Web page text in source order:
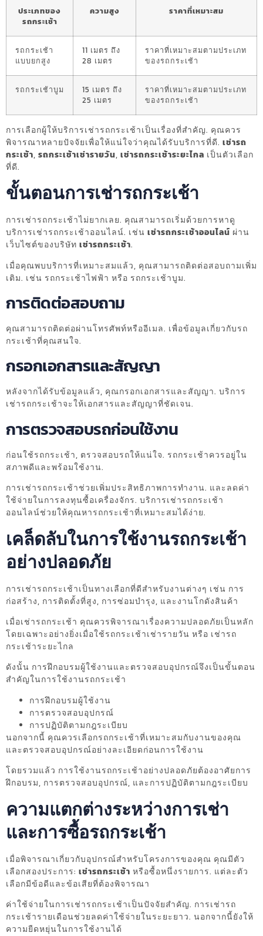
ประเภทของ
รถกระเช้า
ความสูง ราคาที่เหมาะสม
รถกระเช้า
แบบยกสูง
11 เมตร ถึง
28 เมตร
ราคาที่เหมาะสมตามประเภท
ของรถกระเช้า
รถกระเช้าบูม
15 เมตร ถึง
25 เมตร
ราคาที่เหมาะสมตามประเภท
ของรถกระเช้า
การเลือกผู้ให้บริการเช่ารถกระเช้าเป็นเรื่องที่สำคัญ. คุณควร
พิจารณาหลายปัจจัยเพื่อให้แน่ใจว่าคุณได้รับบริการที่ดี. เช่ารถ
กระเช้า, รถกระเช้าเช่ารายวัน, เช่ารถกระเช้าระยะไกล เป็นตัวเลือก
ที่ดี.
ขั้นตอนการเช่ารถกระเช้า
การเช่ารถกระเช้าไม่ยากเลย. คุณสามารถเริ่มด้วยการหาดู
บริการเช่ารถกระเช้าออนไลน์. เช่น เช่ารถกระเช้าออนไลน์ ผ่าน
เว็บไซต์ของบริษัท เช่ารถกระเช้า.
เมื่อคุณพบบริการที่เหมาะสมแล้ว, คุณสามารถติดต่อสอบถามเพิ่ม
เติม. เช่น รถกระเช้าไฟฟ้า หรือ รถกระเช้าบูม.
การติดต่อสอบถาม
คุณสามารถติดต่อผ่านโทรศัพท์หรืออีเมล. เพื่อข้อมูลเกี่ยวกับรถ
กระเช้าที่คุณสนใจ.
กรอกเอกสารและสัญญา
หลังจากได้รับข้อมูลแล้ว, คุณกรอกเอกสารและสัญญา. บริการ
เช่ารถกระเช้าจะให้เอกสารและสัญญาที่ชัดเจน.
การตรวจสอบรถก่อนใช้งาน
ก่อนใช้รถกระเช้า, ตรวจสอบรถให้แน่ใจ. รถกระเช้าควรอยู่ใน
สภาพดีและพร้อมใช้งาน.
การเช่ารถกระเช้าช่วยเพิ่มประสิทธิภาพการทำงาน. และลดค่า
ใช้จ่ายในการลงทุนซื้อเครื่องจักร. บริการเช่ารถกระเช้า
ออนไลน์ช่วยให้คุณหารถกระเช้าที่เหมาะสมได้ง่าย.
เคล็ดลับในการใช้งานรถกระเช้า
อย่างปลอดภัย
การเช่ารถกระเช้าเป็นทางเลือกที่ดีสำหรับงานต่างๆ เช่น การ
ก่อสร้าง, การติดตั้งที่สูง, การซ่อมบำรุง, และงานโกดังสินค้า
เมื่อเช่ารถกระเช้า คุณควรพิจารณาเรื่องความปลอดภัยเป็นหลัก
โดยเฉพาะอย่างยิ่งเมื่อใช้รถกระเช้าเช่ารายวัน หรือ เช่ารถ
กระเช้าระยะไกล
ดังนั้น การฝึกอบรมผู้ใช้งานและตรวจสอบอุปกรณ์จึงเป็นขั้นตอน
สำคัญในการใช้งานรถกระเช้า
การฝึกอบรมผู้ใช้งาน
การตรวจสอบอุปกรณ์
การปฏิบัติตามกฎระเบียบ
นอกจากนี้ คุณควรเลือกรถกระเช้าที่เหมาะสมกับงานของคุณ
และตรวจสอบอุปกรณ์อย่างละเอียดก่อนการใช้งาน
โดยรวมแล้ว การใช้งานรถกระเช้าอย่างปลอดภัยต้องอาศัยการ
ฝึกอบรม, การตรวจสอบอุปกรณ์, และการปฏิบัติตามกฎระเบียบ
ความแตกต่างระหว่างการเช่า
และการซื้อรถกระเช้า
เมื่อพิจารณาเกี่ยวกับอุปกรณ์สำหรับโครงการของคุณ คุณมีตัว
เลือกสองประการ: เช่ารถกระเช้า หรือซื้อหนึ่งรายการ. แต่ละตัว
เลือกมีข้อดีและข้อเสียที่ต้องพิจารณา
ค่าใช้จ่ายในการเช่ารถกระเช้าเป็นปัจจัยสำคัญ. การเช่ารถ
กระเช้ารายเดือนช่วยลดค่าใช้จ่ายในระยะยาว. นอกจากนี้ยังให้
ความยืดหยุ่นในการใช้งานได้